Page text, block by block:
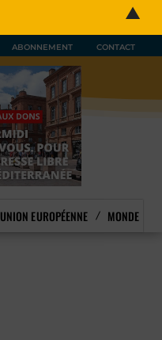
ABONNEMENT CONTACT
UNION EUROPÉENNE MONDE
▲